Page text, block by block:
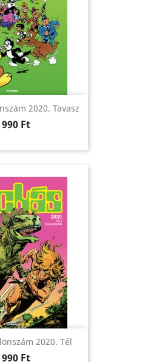
2020. Tavasz
990 Ft
2020. Tél
990 Ft